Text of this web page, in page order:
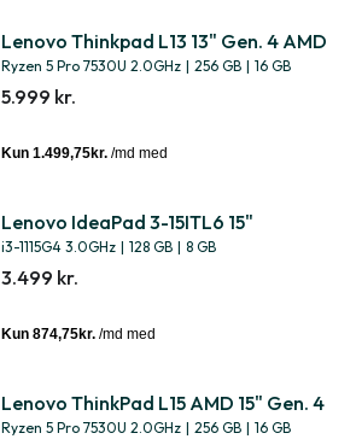
Lenovo Thinkpad L13 13" Gen. 4 AMD
Ryzen 5 Pro 7530U 2.0GHz | 256 GB | 16 GB
5.999 kr.
Lenovo IdeaPad 3-15ITL6 15"
i3-1115G4 3.0GHz | 128 GB | 8 GB
3.499 kr.
Lenovo ThinkPad L15 AMD 15" Gen. 4
Ryzen 5 Pro 7530U 2.0GHz | 256 GB | 16 GB